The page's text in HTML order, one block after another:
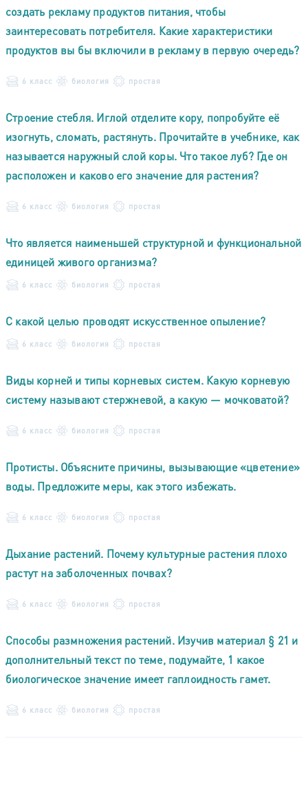
создать рекламу продуктов питания, чтобы
заинтересовать потребителя. Какие характеристики
продуктов вы бы включили в рекламу в первую очередь?
6 класс биология простая
Строение стебля. Иглой отделите кору, попробуйте её
изогнуть, сломать, растянуть. Прочитайте в учебнике, как
называется наружный слой коры. Что такое луб? Где он
расположен и каково его значение для растения?
6 класс биология простая
Что является наименьшей структурной и функциональной
единицей живого организма?
6 класс биология простая
С какой целью проводят искусственное опыление?
6 класс биология простая
Виды корней и типы корневых систем. Какую корневую
систему называют стержневой, а какую — мочковатой?
6 класс биология простая
Протисты. Объясните причины, вызывающие «цветение»
воды. Предложите меры, как этого избежать.
6 класс биология простая
Дыхание растений. Почему культурные растения плохо
растут на заболоченных почвах?
6 класс биология простая
Способы размножения растений. Изучив материал § 21 и
дополнительный текст по теме, подумайте, 1 какое
биологическое значение имеет гаплоидность гамет.
6 класс биология простая